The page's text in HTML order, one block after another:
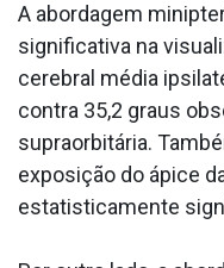
A abordagem
significativa na
cerebral média
contra 35,2 graus
supraorbitária.
exposição do ápice
estatisticamente